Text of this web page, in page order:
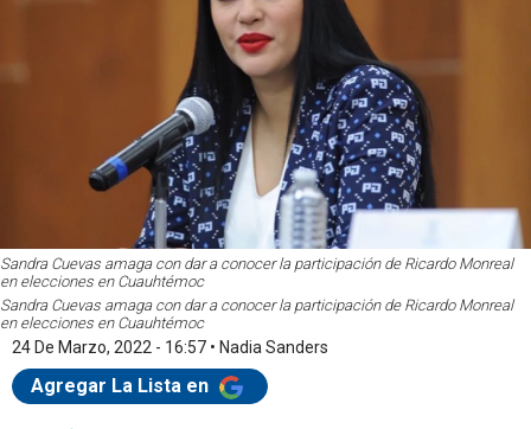
Sandra Cuevas amaga con dar a conocer la participación de Ricardo Monreal
en elecciones en Cuauhtémoc
Sandra Cuevas amaga con dar a conocer la participación de Ricardo Monreal
en elecciones en Cuauhtémoc
24 De Marzo, 2022 - 16:57 • Nadia Sanders
Agregar La Lista en